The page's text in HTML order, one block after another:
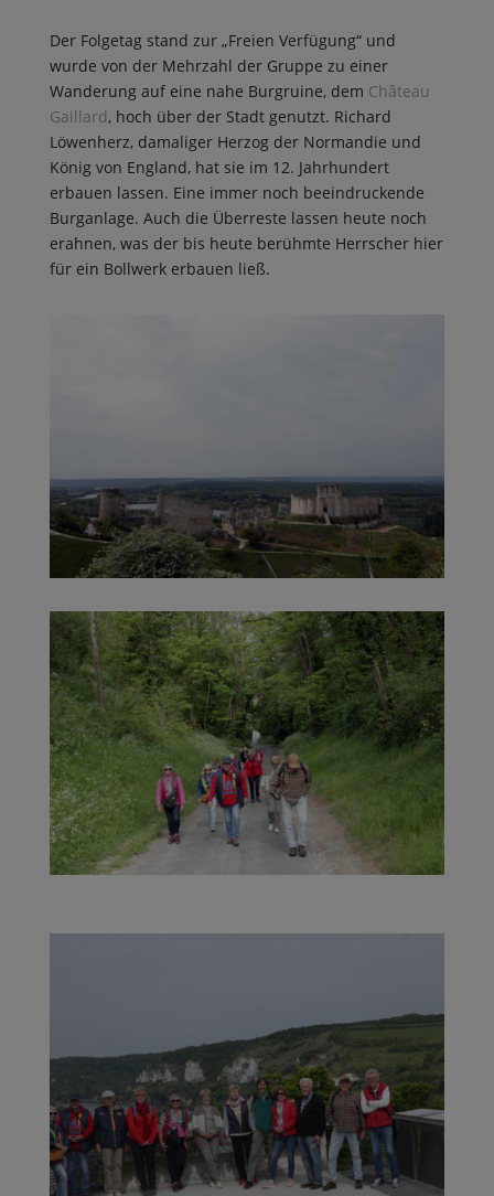
Der Folgetag stand zur „Freien Verfügung“ und
wurde von der Mehrzahl der Gruppe zu einer
Wanderung auf eine nahe Burgruine, dem Château
Gaillard, hoch über der Stadt genutzt. Richard
Löwenherz, damaliger Herzog der Normandie und
König von England, hat sie im 12. Jahrhundert
erbauen lassen. Eine immer noch beeindruckende
Burganlage. Auch die Überreste lassen heute noch
erahnen, was der bis heute berühmte Herrscher hier
für ein Bollwerk erbauen ließ.